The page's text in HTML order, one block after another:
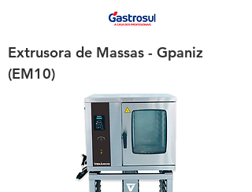
Extrusora de Massas - Gpaniz
(EM10)